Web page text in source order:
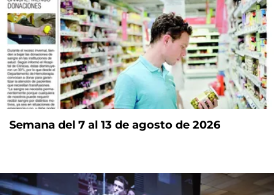
Semana del 7 al 13 de agosto de 2026